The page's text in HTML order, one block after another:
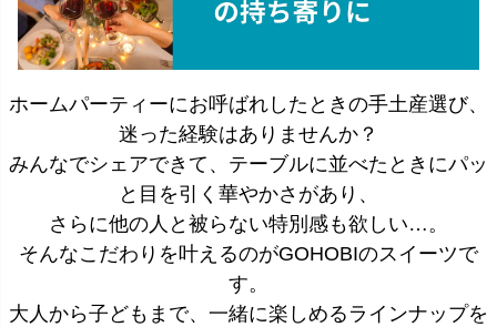
ホームパーティーにお呼ばれしたときの手土産選び、
迷った経験はありませんか？
みんなでシェアできて、テーブルに並べたときにパッ
と目を引く華やかさがあり、
さらに他の人と被らない特別感も欲しい…。
そんなこだわりを叶えるのがGOHOBIのスイーツで
す。
大人から子どもまで、一緒に楽しめるラインナップを